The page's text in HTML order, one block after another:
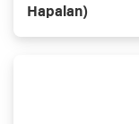
Hapalan)